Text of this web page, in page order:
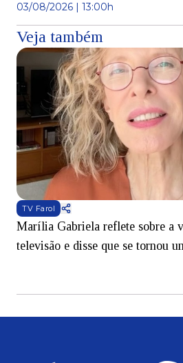
03/08/2026 | 13:00h
Veja também
TV Farol
Marília Gabriela reflete sobre a
televisão e disse que se tornou